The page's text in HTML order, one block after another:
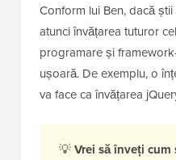
Conform lui Ben, dacă
atunci învățarea tuturor
programare și
ușoară. De exemplu, o
va face ca învățarea
💡Vrei să înveți cum